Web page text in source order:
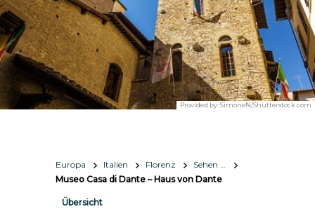
Provided by:SimoneN/Shutterstock.com
Europa Italien Florenz
Sehen & Erleben
Museo Casa di Dante – Haus von Dante
Übersicht